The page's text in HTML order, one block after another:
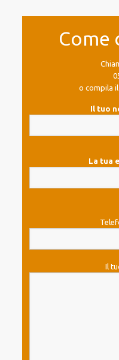
Come
o compila
Il tuo
La tua
Il